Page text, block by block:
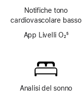
Notifiche tono
cardiovascolare basso
App Livelli O₂5
Analisi del sonno